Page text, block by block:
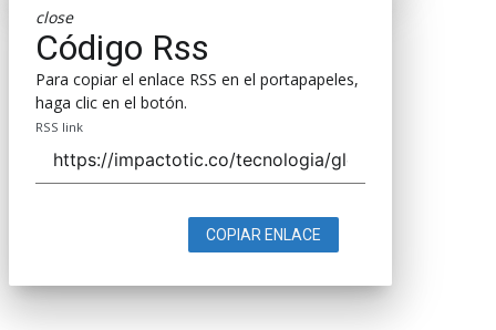
close
Código Rss
Para copiar el enlace RSS en el portapapeles,
haga clic en el botón.
RSS link
COPIAR ENLACE